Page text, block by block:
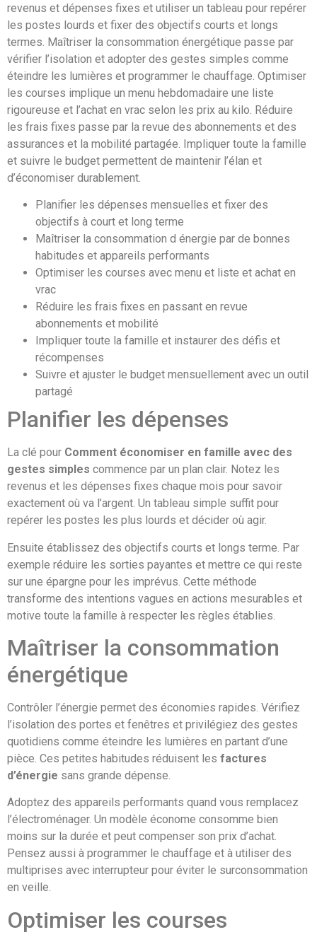
revenus et dépenses fixes et utiliser un tableau pour repérer
les postes lourds et fixer des objectifs courts et longs
termes. Maîtriser la consommation énergétique passe par
vérifier l’isolation et adopter des gestes simples comme
éteindre les lumières et programmer le chauffage. Optimiser
les courses implique un menu hebdomadaire une liste
rigoureuse et l’achat en vrac selon les prix au kilo. Réduire
les frais fixes passe par la revue des abonnements et des
assurances et la mobilité partagée. Impliquer toute la famille
et suivre le budget permettent de maintenir l’élan et
d’économiser durablement.
Planifier les dépenses mensuelles et fixer des
objectifs à court et long terme
Maîtriser la consommation d énergie par de bonnes
habitudes et appareils performants
Optimiser les courses avec menu et liste et achat en
vrac
Réduire les frais fixes en passant en revue
abonnements et mobilité
Impliquer toute la famille et instaurer des défis et
récompenses
Suivre et ajuster le budget mensuellement avec un outil
partagé
Planifier les dépenses
La clé pour Comment économiser en famille avec des
gestes simples commence par un plan clair. Notez les
revenus et les dépenses fixes chaque mois pour savoir
exactement où va l’argent. Un tableau simple suffit pour
repérer les postes les plus lourds et décider où agir.
Ensuite établissez des objectifs courts et longs terme. Par
exemple réduire les sorties payantes et mettre ce qui reste
sur une épargne pour les imprévus. Cette méthode
transforme des intentions vagues en actions mesurables et
motive toute la famille à respecter les règles établies.
Maîtriser la consommation
énergétique
Contrôler l’énergie permet des économies rapides. Vérifiez
l’isolation des portes et fenêtres et privilégiez des gestes
quotidiens comme éteindre les lumières en partant d’une
pièce. Ces petites habitudes réduisent les factures
d’énergie sans grande dépense.
Adoptez des appareils performants quand vous remplacez
l’électroménager. Un modèle économe consomme bien
moins sur la durée et peut compenser son prix d’achat.
Pensez aussi à programmer le chauffage et à utiliser des
multiprises avec interrupteur pour éviter le surconsommation
en veille.
Optimiser les courses